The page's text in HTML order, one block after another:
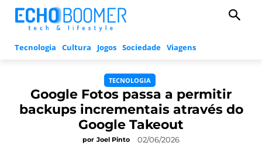
Tecnologia Cultura Jogos Sociedade Viagens
TECNOLOGIA
Google Fotos passa a permitir
backups incrementais através do
Google Takeout
por Joel Pinto 02/06/2026